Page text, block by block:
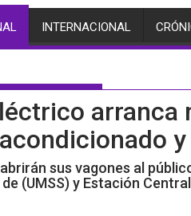
INTERNACIONAL
arranca
sus vagones al
(UMSS) y Estación